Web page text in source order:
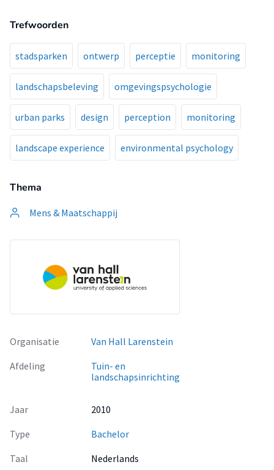
Trefwoorden
stadsparken ontwerp perceptie monitoring
landschapsbeleving omgevingspsychologie
urban parks design perception monitoring
landscape experience environmental psychology
Thema
Mens & Maatschappij
Organisatie
Van Hall Larenstein
Afdeling
Tuin- en
landschapsinrichting
Jaar
2010
Type
Bachelor
Taal
Nederlands